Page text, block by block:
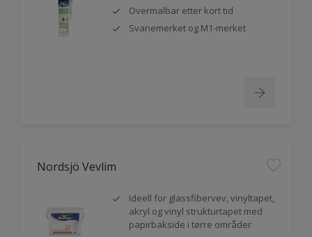
Overmalbar etter kort tid
Svanemerket og M1-merket
Nordsjö Vevlim
Ideell for glassfibervev, vinyltapet,
akryl og vinyl strukturtapet med
papirbakside i tørre områder